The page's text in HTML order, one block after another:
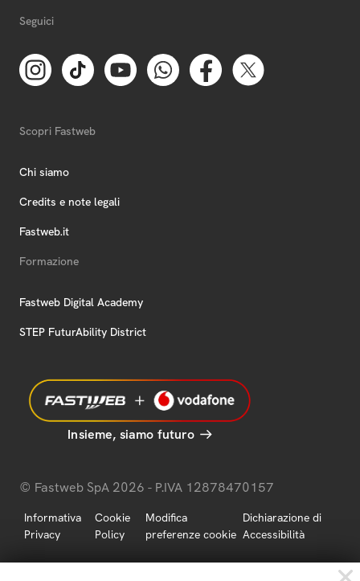
Seguici
Scopri Fastweb
Chi siamo
Credits e note legali
Fastweb.it
Formazione
Fastweb Digital Academy
STEP FuturAbility District
Insieme, siamo futuro
© Fastweb SpA 2026 - P.IVA 12878470157
Informativa
Privacy
Cookie
Policy
Modifica
preferenze cookie
Dichiarazione di
Accessibilità